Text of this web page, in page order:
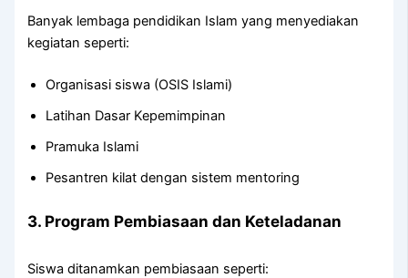
Banyak lembaga pendidikan Islam yang menyediakan
kegiatan seperti:
Organisasi siswa (OSIS Islami)
Latihan Dasar Kepemimpinan
Pramuka Islami
Pesantren kilat dengan sistem mentoring
3. Program Pembiasaan dan Keteladanan
Siswa ditanamkan pembiasaan seperti: